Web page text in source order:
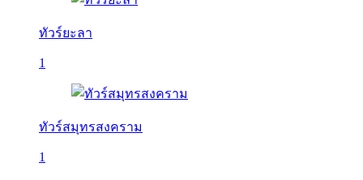
ทัวร์ยะลา
1
ทัวร์สมุทรสงคราม
1